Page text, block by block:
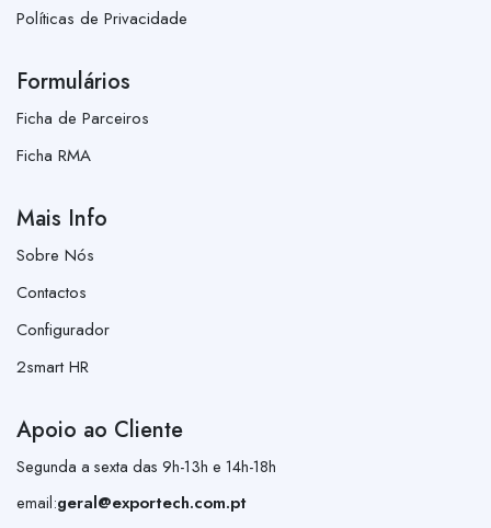
Políticas de Privacidade
Formulários
Ficha de Parceiros
Ficha RMA
Mais Info
Sobre Nós
Contactos
Configurador
2smart HR
Apoio ao Cliente
Segunda a sexta das 9h-13h e 14h-18h
email:geral@exportech.com.pt